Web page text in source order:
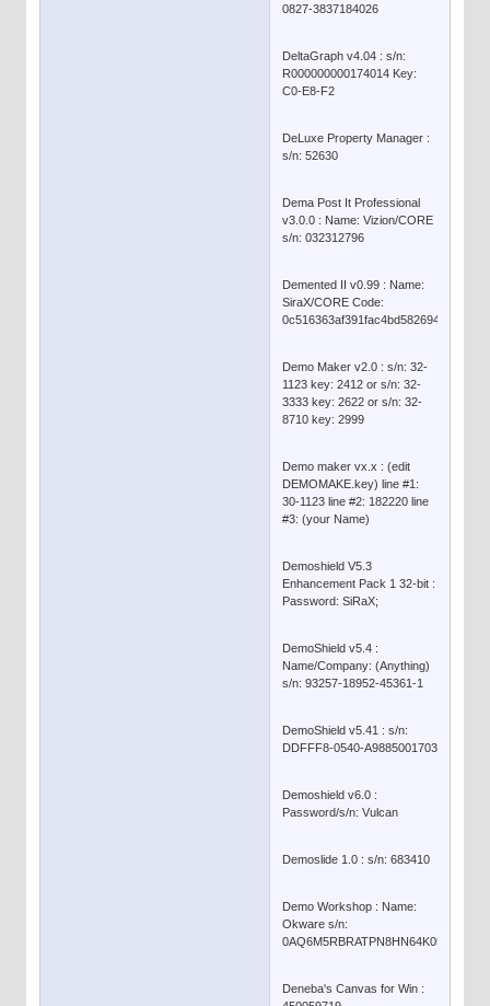
0827-3837184026
DeltaGraph v4.04 : s/n:
R000000000174014 Key:
C0-E8-F2
DeLuxe Property Manager :
s/n: 52630
Dema Post It Professional
v3.0.0 : Name: Vizion/CORE
s/n: 032312796
Demented II v0.99 : Name:
SiraX/CORE Code:
0c516363af391fac4bd5826941ed7de3
Demo Maker v2.0 : s/n: 32-
1123 key: 2412 or s/n: 32-
3333 key: 2622 or s/n: 32-
8710 key: 2999
Demo maker vx.x : (edit
DEMOMAKE.key) line #1:
30-1123 line #2: 182220 line
#3: (your Name)
Demoshield V5.3
Enhancement Pack 1 32-bit :
Password: SiRaX;
DemoShield v5.4 :
Name/Company: (Anything)
s/n: 93257-18952-45361-1
DemoShield v5.41 : s/n:
DDFFF8-0540-A9885001703
Demoshield v6.0 :
Password/s/n: Vulcan
Demoslide 1.0 : s/n: 683410
Demo Workshop : Name:
Okware s/n:
0AQ6M5RBRATPN8HN64K05I
Deneba's Canvas for Win :